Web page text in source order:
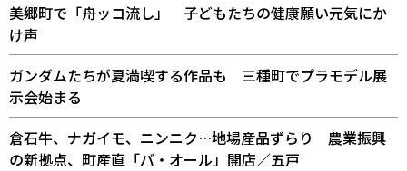
美郷町で「舟ッコ流し」 子どもたちの健康願い元気にか
け声
ガンダムたちが夏満喫する作品も 三種町でプラモデル展
示会始まる
倉石牛、ナガイモ、ニンニク…地場産品ずらり 農業振興
の新拠点、町産直「バ・オール」開店／五戸